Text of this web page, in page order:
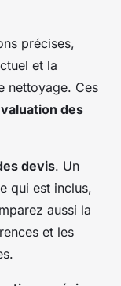
précises,
et la
nettoyage. Ces
des
devis. Un
qui est inclus,
aussi la
et les